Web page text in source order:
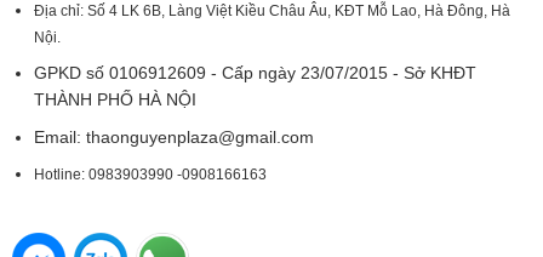
Địa chỉ: Số 4 LK 6B, Làng Việt Kiều Châu Âu, KĐT Mỗ Lao, Hà Đông, Hà
Nội.
GPKD số 0106912609 - Cấp ngày 23/07/2015 - Sở KHĐT
THÀNH PHỐ HÀ NỘI
Email: thaonguyenplaza@gmail.com
Hotline: 0983903990 -0908166163